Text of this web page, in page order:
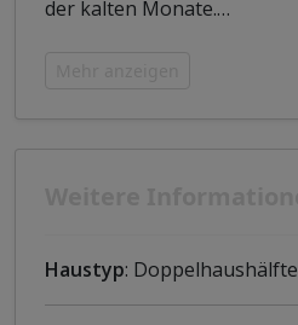
der kalten Monate.…
Haustyp: Doppelhaushälfte